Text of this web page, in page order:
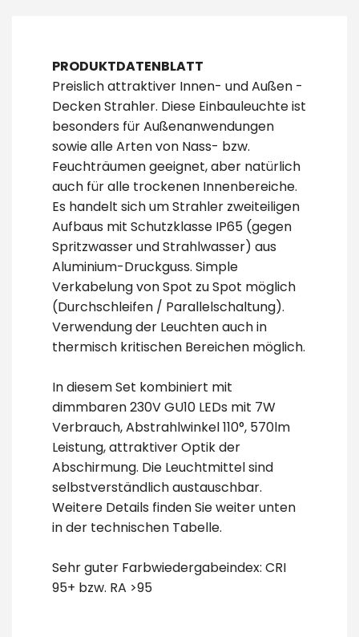
PRODUKTDATENBLATT
Preislich attraktiver Innen- und Außen -
Decken Strahler. Diese Einbauleuchte ist
besonders für Außenanwendungen
sowie alle Arten von Nass- bzw.
Feuchträumen geeignet, aber natürlich
auch für alle trockenen Innenbereiche.
Es handelt sich um Strahler zweiteiligen
Aufbaus mit Schutzklasse IP65 (gegen
Spritzwasser und Strahlwasser) aus
Aluminium-Druckguss. Simple
Verkabelung von Spot zu Spot möglich
(Durchschleifen / Parallelschaltung).
Verwendung der Leuchten auch in
thermisch kritischen Bereichen möglich.
In diesem Set kombiniert mit
dimmbaren 230V GU10 LEDs mit 7W
Verbrauch, Abstrahlwinkel 110°, 570lm
Leistung, attraktiver Optik der
Abschirmung. Die Leuchtmittel sind
selbstverständlich austauschbar.
Weitere Details finden Sie weiter unten
in der technischen Tabelle.
Sehr guter Farbwiedergabeindex: CRI
95+ bzw. RA >95